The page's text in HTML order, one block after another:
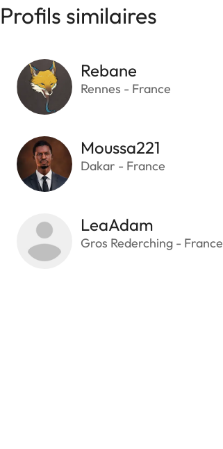
Profils similaires
Rebane
Rennes - France
Moussa221
Dakar - France
LeaAdam
Gros Rederching - France